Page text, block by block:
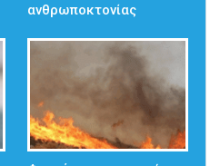
ανθρωποκτονίας